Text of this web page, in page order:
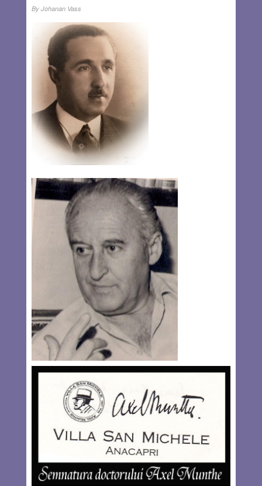
By Johanan Vass
Priveam din maşină măreţia peisajului, dar în sinea mea
eram nerăbdător să ajung cât mai repede la Lourdes –
„oraşul minune” – cum e denumit de mulţi. De multe
decenii sunt atras de mistică, de parapsihologie şi de
efectele misticului asupra psihicului. Aşadar citisem şi
auzisem multe despre Lourdes, orasul care dă speranţă
bolnavilor – acolo unde medicina este deja
neputincioasă.
Read more…
MAY 26, 2016
Dinastia Dévényi
ByJohanan Vass
Povestea familiei Dévényi este în parte povestea fabricii
Dermata, dar şi povestea unei familii de evrei clujeni, care
au trecut prin perioada Holocaustului reuşind să
supravieţuiască.
Read more…
MAR 10, 2016
Samuel Izsák – 100 de ani de la
naştere
Motto: Un om trăieşte după moarte atâta timp cât urmaşii
îşi amintesc de el (dicton latin). Timp de mai bine de 40 de